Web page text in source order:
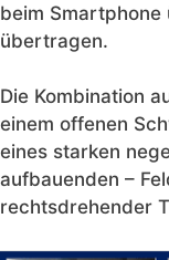
beim Smartphone
übertragen.
Die Kombination
einem offenen
eines starken
aufbauenden –
rechtsdrehender